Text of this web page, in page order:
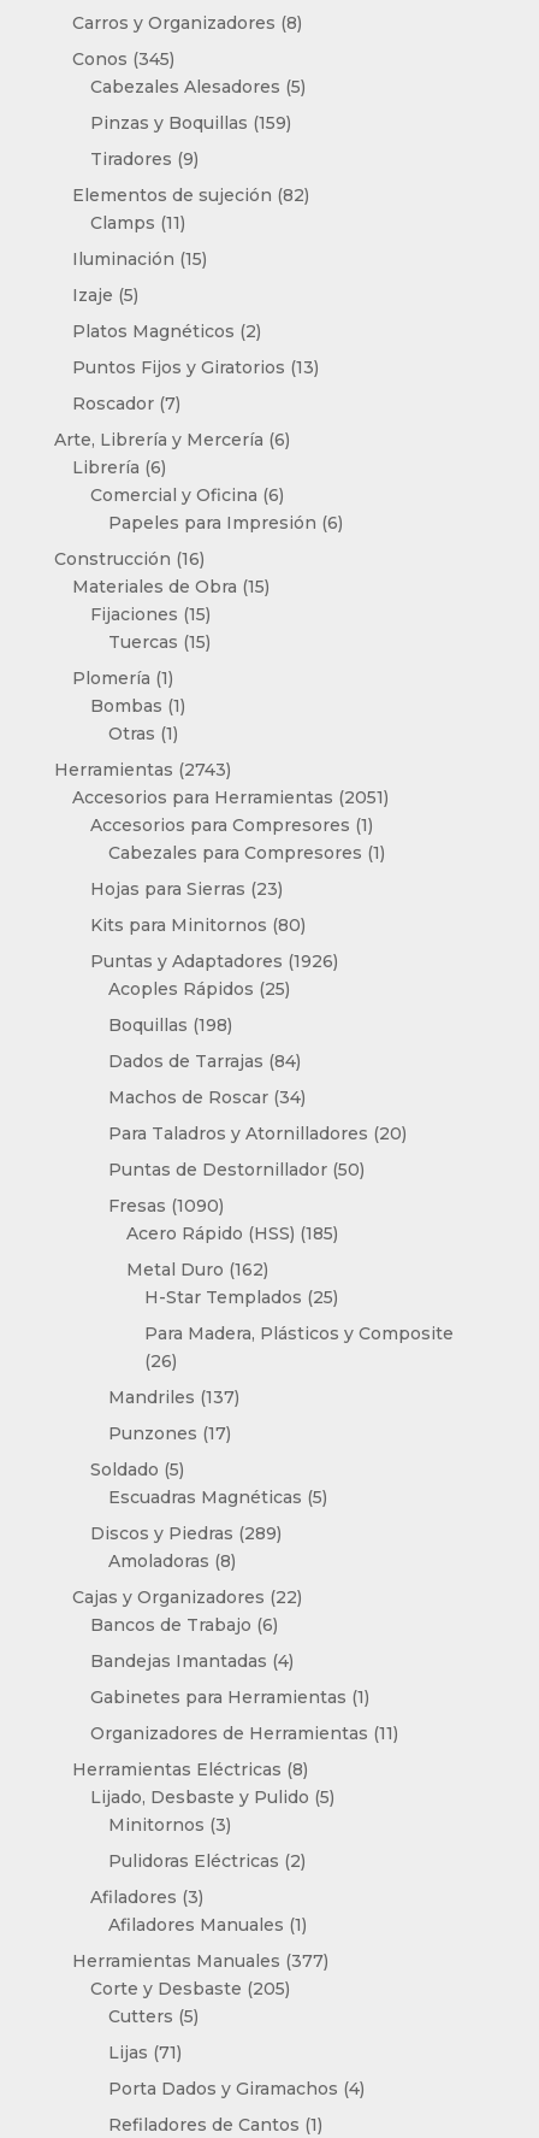
productos
Carros y Organizadores 88
Conos 345345
productos
Cabezales Alesadores 55
Pinzas y Boquillas 159159
Tiradores 99
productos
Elementos de sujeción 8282
Clamps 1111
productos
Iluminación 1515
Izaje 55
productos
Platos Magnéticos 22
productos
Puntos Fijos y Giratorios 1313
Roscador 77
productos
Arte, Librería y Mercería 66
Librería 66
productos
Comercial y Oficina 66
productos
Papeles para Impresión 66
Construcción 1616
productos
Materiales de Obra 1515
Fijaciones 1515
productos
Tuercas 1515
Plomería 11
producto
Bombas 11
Otras 11
producto
Herramientas 27432743
productos
Accesorios para Herramientas 20512051
Accesorios para Compresores 11
producto
Cabezales para Compresores 11
Hojas para Sierras 2323
productos
Kits para Minitornos 8080
productos
Puntas y Adaptadores 19261926
Acoples Rápidos 2525
Boquillas 198198
productos
Dados de Tarrajas 8484
productos
Machos de Roscar 3434
productos
Para Taladros y Atornilladores 2020
Puntas de Destornillador 5050
Fresas 10901090
productos
Acero Rápido (HSS) 185185
Metal Duro 162162
productos
H-Star Templados 2525
productos
Para Madera, Plásticos y Composite
2626
productos
Mandriles 137137
Punzones 1717
Soldado 55
productos
Escuadras Magnéticas 55
Discos y Piedras 289289
Amoladoras 88
productos
Cajas y Organizadores 2222
Bancos de Trabajo 66
productos
Bandejas Imantadas 44
productos
Gabinetes para Herramientas 11
producto
Organizadores de Herramientas 1111
Herramientas Eléctricas 88
productos
Lijado, Desbaste y Pulido 55
Minitornos 33
productos
Pulidoras Eléctricas 22
Afiladores 33
productos
Afiladores Manuales 11
producto
Herramientas Manuales 377377
Corte y Desbaste 205205
Cutters 55
Lijas 7171
productos
Porta Dados y Giramachos 44
Refiladores de Cantos 11